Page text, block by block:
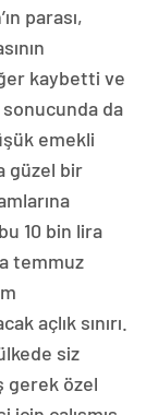
parası,
kaybetti ve
da
emekli
güzel bir
10 bin lira
temmuz
açlık sınırı.
siz
gerek özel